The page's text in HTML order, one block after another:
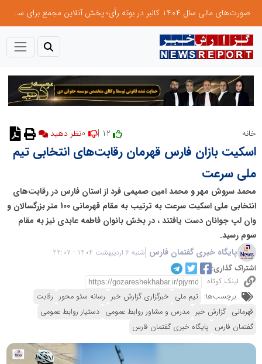
صورت‌های مالی سال ۱۴۰۴ کالبر در بوته رأی؛ پخش آنلاین مجمع برای سهامداران در سراسر کشور
خانه نظر دهید
اسکیت بازان فارس قهرمان رقابت‌های انتخابی تیم
ملی سرعت
محمد سروش مهر و محمد امین صمیمی فرد از استان فارس در رقابت‌های
انتخابی ملی اسکیت سرعت به ترتیب به مقام قهرمانی 100 متر بزرگسالان و
وان لپ جوانان دست یافتند ، در بخش بانوان فاطمه عابدی نیز به مقام
سوم رسید.
پایگاه خبری گفتمان فارس شنبه 6 اردیبهشت 1404 - 22:07
اشتراک گذاری:
لینک کوتاه
برچسب‌ها: تیم ملی خبرگزاری گزارش خبر رسانه سئو محور رقابت
قهرمانی گزارش خبر مدرس و مشاور روابط عمومی دستیار روابط عمومی
گفتمان فارس پایگاه خبری گفتمان فارس